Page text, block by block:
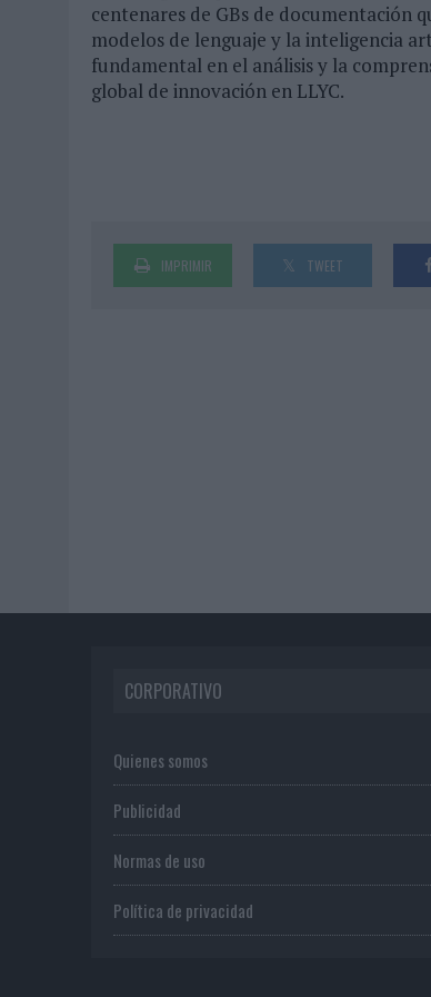
centenares de GBs de documentación
modelos de lenguaje y la inteligencia
fundamental en el análisis y la
global de innovación en LLYC.
IMPRIMIR TWEET
CORPORATIVO
Quienes somos
Publicidad
Normas de uso
Política de privacidad